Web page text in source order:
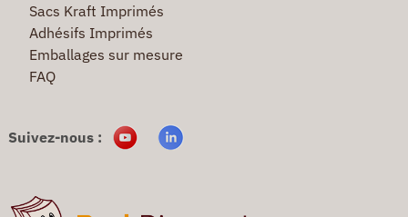
Sacs Kraft Imprimés
Adhésifs Imprimés
Emballages sur mesure
FAQ
Suivez-nous :